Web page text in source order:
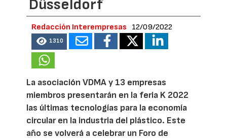
Düsseldorf
Redacción Interempresas 12/09/2022
1310
La asociación VDMA y 13 empresas
miembros presentarán en la feria K 2022
las últimas tecnologías para la economía
circular en la industria del plástico. Este
año se volverá a celebrar un Foro de